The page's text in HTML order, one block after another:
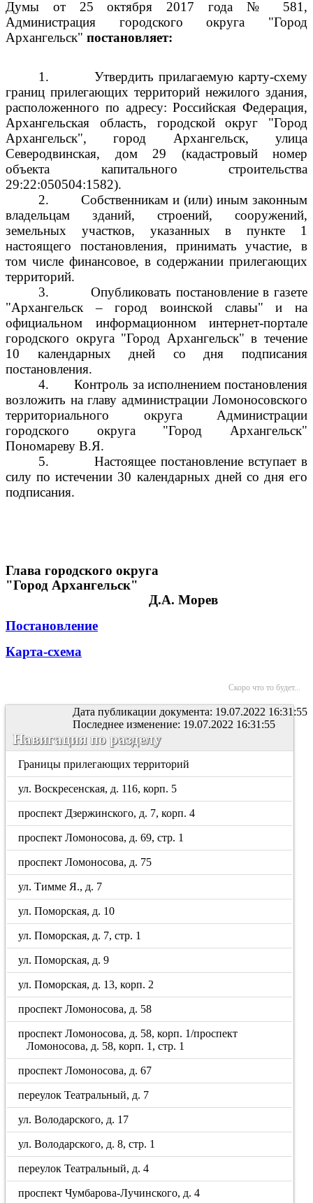
Думы от 25 октября 2017 года № 581,
Администрация городского округа "Город
Архангельск" постановляет:
1.
Утвердить прилагаемую карту-схему
границ прилегающих территорий нежилого здания,
расположенного по адресу: Российская Федерация,
Архангельская область, городской округ "Город
Архангельск", город Архангельск, улица
Северодвинская, дом 29 (кадастровый номер
объекта капитального строительства
29:22:050504:1582).
2.
Собственникам и (или) иным законным
владельцам зданий, строений, сооружений,
земельных участков, указанных в пункте 1
настоящего постановления, принимать участие, в
том числе финансовое, в содержании прилегающих
территорий.
3.
Опубликовать постановление в газете
"Архангельск – город воинской славы" и на
официальном информационном интернет-портале
городского округа "Город Архангельск" в течение
10 календарных дней со дня подписания
постановления.
4.
Контроль за исполнением постановления
возложить на главу администрации Ломоносовского
территориального округа Администрации
городского округа "Город Архангельск"
Пономареву В.Я.
5.
Настоящее постановление вступает в
силу по истечении 30 календарных дней со дня его
подписания.
Глава городского округа
"Город Архангельск"
Д.А. Морев
Постановление
Карта-схема
Скоро что то будет...
Дата публикации документа: 19.07.2022 16:31:55
Последнее изменение: 19.07.2022 16:31:55
Навигация по разделу
Границы прилегающих территорий
ул. Воскресенская, д. 116, корп. 5
проспект Дзержинского, д. 7, корп. 4
проспект Ломоносова, д. 69, стр. 1
проспект Ломоносова, д. 75
ул. Тимме Я., д. 7
ул. Поморская, д. 10
ул. Поморская, д. 7, стр. 1
ул. Поморская, д. 9
ул. Поморская, д. 13, корп. 2
проспект Ломоносова, д. 58
проспект Ломоносова, д. 58, корп. 1/проспект
Ломоносова, д. 58, корп. 1, стр. 1
проспект Ломоносова, д. 67
переулок Театральный, д. 7
ул. Володарского, д. 17
ул. Володарского, д. 8, стр. 1
переулок Театральный, д. 4
проспект Чумбарова-Лучинского, д. 4